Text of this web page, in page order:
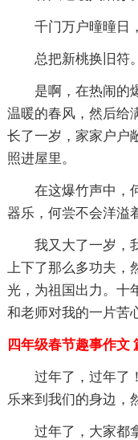
千门万户曈曈日，
总把新桃换旧符。
是啊，在热闹的
温暖的春风，然后给
长了一岁，家家户户
照进屋里。
在这爆竹声中，
器乐，何尝不会洋溢
我又大了一岁，
上下了那么多功夫
光，为祖国出力。十
和老师对我的一片苦
四年级春节趣事作文
过年了，过年了
乐来到我们的身边，
过年了，大家都